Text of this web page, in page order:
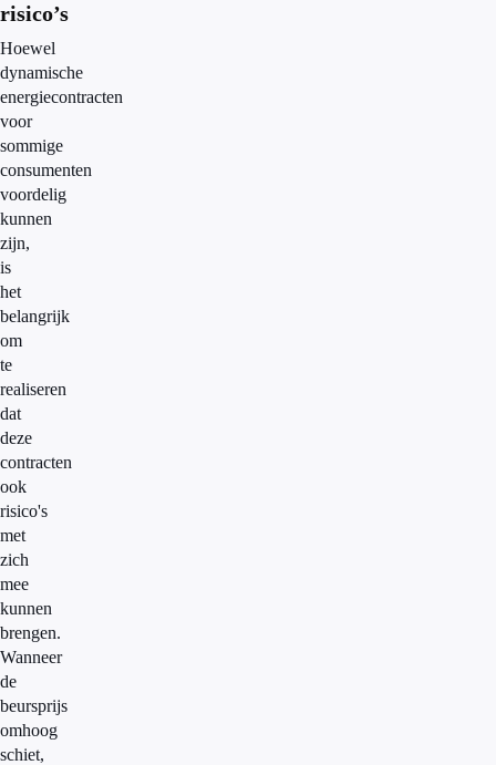
risico’s
Hoewel
dynamische
energiecontracten
voor
sommige
consumenten
voordelig
kunnen
zijn,
is
het
belangrijk
om
te
realiseren
dat
deze
contracten
ook
risico's
met
zich
mee
kunnen
brengen.
Wanneer
de
beursprijs
omhoog
schiet,